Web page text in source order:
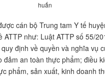
huấn
cán bộ Trung tam Y tế
ATTP như: Luật ATTP số 55/
định về quyền và nghĩa vụ
đảm an toàn thực phẩm; điều
phẩm, sản xuất, kinh doanh